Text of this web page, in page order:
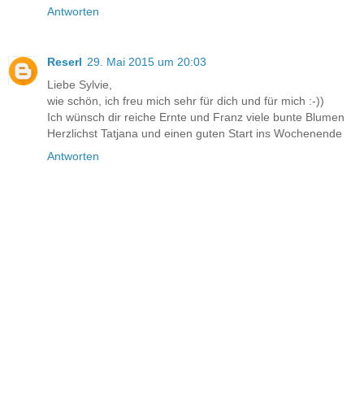
Antworten
Reserl 29. Mai 2015 um 20:03
Liebe Sylvie,
wie schön, ich freu mich sehr für dich und für mich :-))
Ich wünsch dir reiche Ernte und Franz viele bunte Blumen
Herzlichst Tatjana und einen guten Start ins Wochenende
Antworten